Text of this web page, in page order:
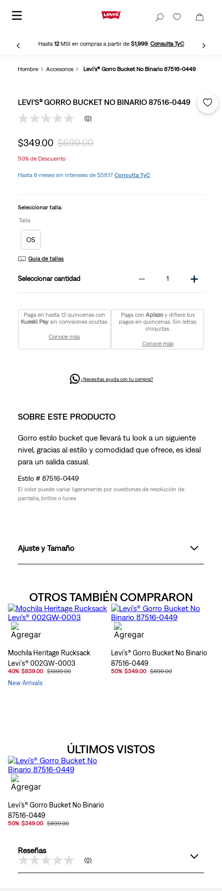
Hasta12MSI en compras a partir de$1,999.Consulta TyC
Hombre Accesorios Levi’s® Gorro Bucket No Binario 87516-0449
LEVI’S® GORRO BUCKET NO BINARIO 87516-0449
Sin
Enlace
en
misma
(0)
$349.00 $699.00
50%de Descuento
Hasta 6 meses sin intereses de $58.17 Consulta TyC
Seleccionar talla:
Talla
OS
Guía de tallas
cantidad ＋
－
Paga en hasta 12 quincenas con
Kueski Paysin comisiones ocultas.
Conoce más
Paga con Aplazoy difiere tus
pagos en quincenas. Sin letras
chiquitas.
Conoce más
¿Necesitas ayuda con tu compra?
SOBRE ESTE PRODUCTO
Gorro estilo bucket que llevará tu look a un siguiente
nivel, gracias al estilo y comodidad que ofrece, es ideal
para un salida casual.
87516-0449
El color puede variar ligeramente por cuestiones de resolución de
pantalla, brillos o luces.
Ajuste y Tamaño
OTROS TAMBIÉN COMPRARON
Mochila Heritage Rucksack
Levi's® 002GW-0003
40% $839.00 $1399.00
New Arrivals
Levi’s® Gorro Bucket No Binario
87516-0449
50% $349.00 $699.00
ÚLTIMOS VISTOS
Levi’s® Gorro Bucket No Binario
87516-0449
50% $349.00 $699.00
Reseñas
Sin
puntuación
(0)